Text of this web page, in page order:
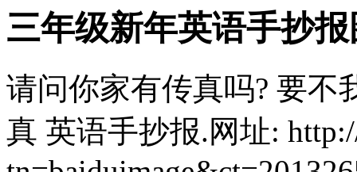
三年级新年英语手抄
请问你家有传真吗? 要不
真 英语手抄报.网址: